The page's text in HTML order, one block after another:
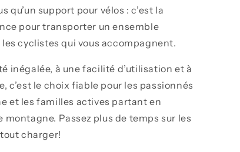
qu’un support pour vélos : c’est la
pour transporter un ensemble
cyclistes qui vous accompagnent.
inégalée, à une facilité d’utilisation et à
c’est le choix fiable pour les passionnés
et les familles actives partant en
montagne. Passez plus de temps sur les
charger!